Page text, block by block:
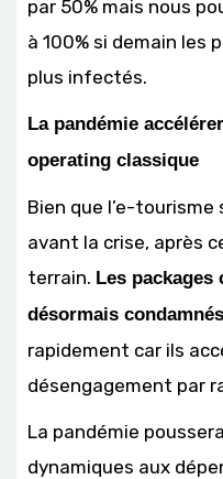
par 50% mais nous
à 100% si demain les
plus infectés.
La pandémie
operating classique
Bien que l’e-
avant la crise, après
terrain. Les
désormais
rapidement car ils
désengagement par
La pandémie
dynamiques aux